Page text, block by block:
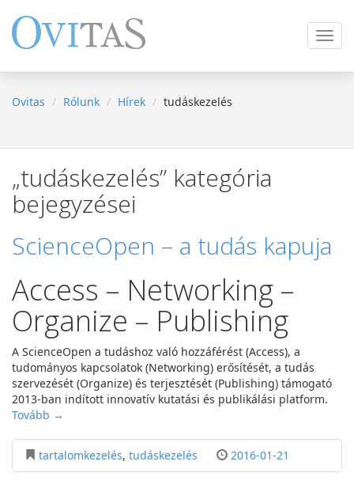
ki
/
Ovitas
Rólunk Hírek tudáskezelés
„tudáskezelés” kategória
bejegyzései
ScienceOpen – a tudás kapuja
Access – Networking –
Organize – Publishing
A ScienceOpen a tudáshoz való hozzáférést (Access), a
tudományos kapcsolatok (Networking) erősítését, a tudás
szervezését (Organize) és terjesztését (Publishing) támogató
2013-ban indított innovatív kutatási és publikálási platform.
Tovább →
tartalomkezelés, tudáskezelés 2016-01-21